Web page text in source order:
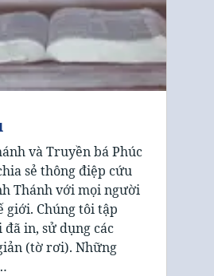
và Truyền bá Phúc
sẻ thông điệp cứu
Thánh với mọi người
giới. Chúng tôi tập
in, sử dụng các
(tờ rơi). Những